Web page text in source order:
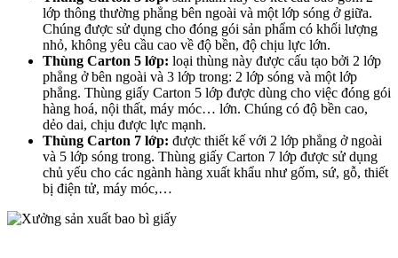
lớp thông thường phẳng bên ngoài và một lớp sóng ở giữa.
Chúng được sử dụng cho đóng gói sản phẩm có khối lượng
nhỏ, không yêu cầu cao về độ bền, độ chịu lực lớn.
Thùng Carton 5 lớp: loại thùng này được cấu tạo bởi 2 lớp
phẳng ở bên ngoài và 3 lớp trong: 2 lớp sóng và một lớp
phẳng. Thùng giấy Carton 5 lớp được dùng cho việc đóng gói
hàng hoá, nội thất, máy móc… lớn. Chúng có độ bền cao,
dẻo dai, chịu được lực mạnh.
Thùng Carton 7 lớp: được thiết kế với 2 lớp phẳng ở ngoài
và 5 lớp sóng trong. Thùng giấy Carton 7 lớp được sử dụng
chủ yếu cho các ngành hàng xuất khẩu như gốm, sứ, gỗ, thiết
bị điện tử, máy móc,…